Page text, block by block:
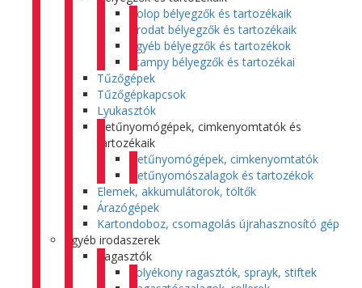
Colop bélyegzők és tartozékaik
Trodat bélyegzők és tartozékaik
Egyéb bélyegzők és tartozékok
Stampy bélyegzők és tartozékai
Tűzőgépek
Tűzőgépkapcsok
Lyukasztók
Betűnyomógépek, cimkenyomtatók és
tartozékaik
Betűnyomógépek, cimkenyomtatók
Betűnyomószalagok és tartozékok
Elemek, akkumulátorok, töltők
Árazógépek
Kartondoboz, csomagolás újrahasznosító gép
Egyéb irodaszerek
Ragasztók
Folyékony ragasztók, sprayk, stiftek